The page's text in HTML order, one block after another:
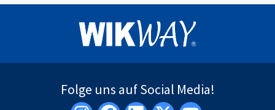
Folge uns auf Social Media!